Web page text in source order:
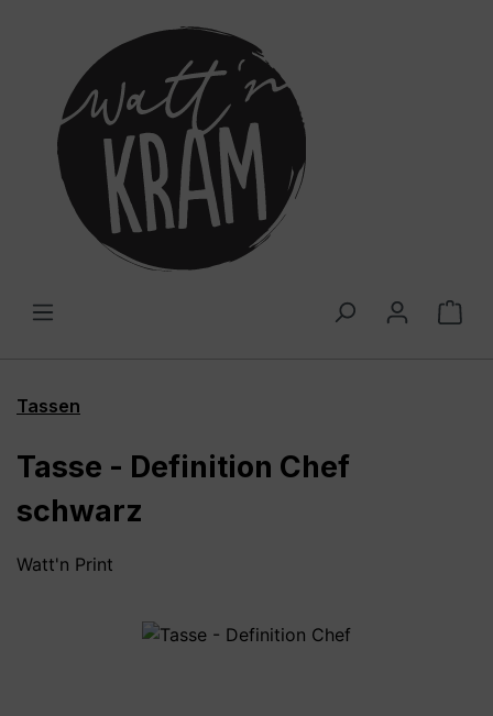
Tassen
Tasse - Definition Chef
schwarz
Watt'n Print
Bildergalerie überspringen